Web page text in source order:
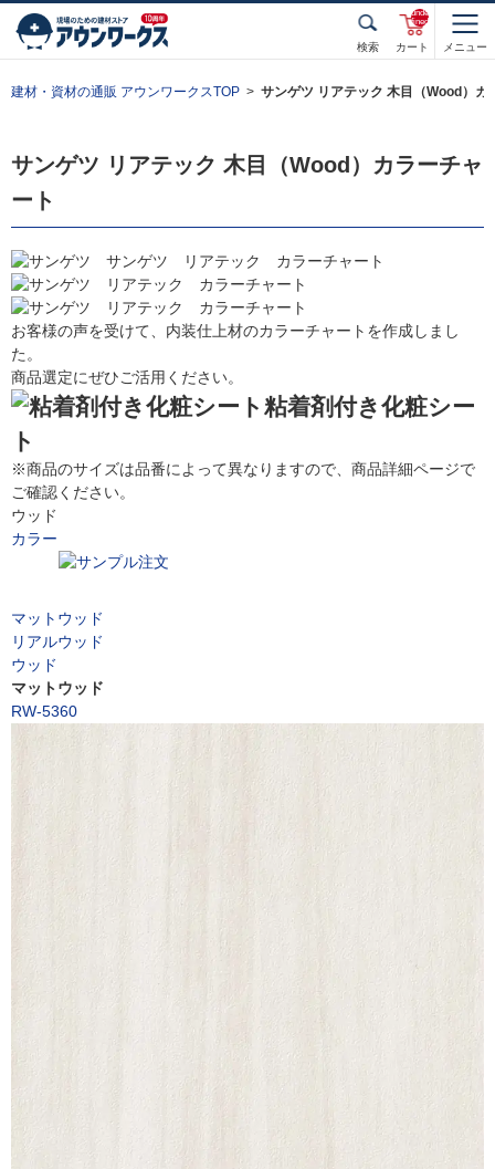
検索 カート
unde
fined
メニュー
建材・資材の通販 アウンワークスTOP サンゲツ リアテック 木目（Wood）カ
サンゲツ リアテック 木目（Wood）カラーチャ
ート
お客様の声を受けて、内装仕上材のカラーチャートを作成しまし
た。
商品選定にぜひご活用ください。
粘着剤付き化粧シー
ト
※商品のサイズは品番によって異なりますので、商品詳細ページで
ご確認ください。
ウッド
カラー
マットウッド
リアルウッド
ウッド
マットウッド
RW-5360